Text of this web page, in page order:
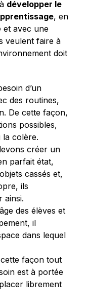
développer le
, en
et avec une
veulent faire à
doit
d’un
des routines,
De cette façon,
possibles,
la colère.
créer un
parfait état,
cassés et,
ils
ainsi.
des élèves et
il
dans lequel
façon tout
est à portée
librement